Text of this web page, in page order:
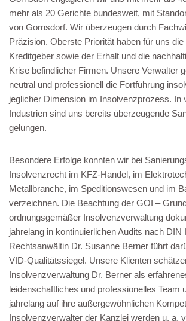
mehr als 20 Gerichte bundesweit, mit
von Gornsdorf. Wir überzeugen durch
Präzision. Oberste Priorität haben für uns
Kreditgeber sowie der Erhalt und die
Krise befindlicher Firmen. Unsere Verwalter
neutral und professionell die Fortführung
jeglicher Dimension im Insolvenzprozess. In
Industrien sind uns bereits überzeugende
gelungen.
Besondere Erfolge konnten wir bei
Insolvenzrecht im KFZ-Handel, im
Metallbranche, im Speditionswesen und im
verzeichnen. Die Beachtung der GOI –
ordnungsgemäßer Insolvenzverwaltung
jahrelang in kontinuierlichen Audits nach DIN
Rechtsanwältin Dr. Susanne Berner führt
VID-Qualitätssiegel. Unsere Klienten
Insolvenzverwaltung Dr. Berner als
leidenschaftliches und professionelles Team
jahrelang auf ihre außergewöhnlichen
Insolvenzverwalter der Kanzlei werden u. a.